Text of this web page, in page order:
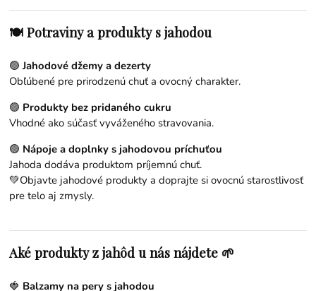
🍽️ Potraviny a produkty s jahodou
🟢Jahodové džemy a dezerty
Obľúbené pre prirodzenú chuť a ovocný charakter.
🟢 Produkty bez pridaného cukru
Vhodné ako súčasť vyváženého stravovania.
🟢 Nápoje a doplnky s jahodovou príchuťou
Jahoda dodáva produktom príjemnú chuť.
💚Objavte jahodové produkty a doprajte si ovocnú starostlivosť
pre telo aj zmysly.
Aké produkty z jahôd u nás nájdete 🌱
🍓 Balzamy na pery s jahodou